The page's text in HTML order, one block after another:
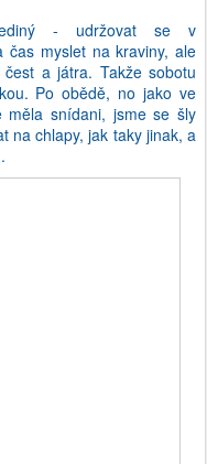
- udržovat se v
čas myslet na kraviny, ale
a játra. Takže sobotu
Po obědě, no jako ve
snídani, jsme se šly
na chlapy, jak taky jinak, a